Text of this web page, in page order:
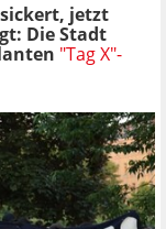
jetzt
Die Stadt
"Tag X"-